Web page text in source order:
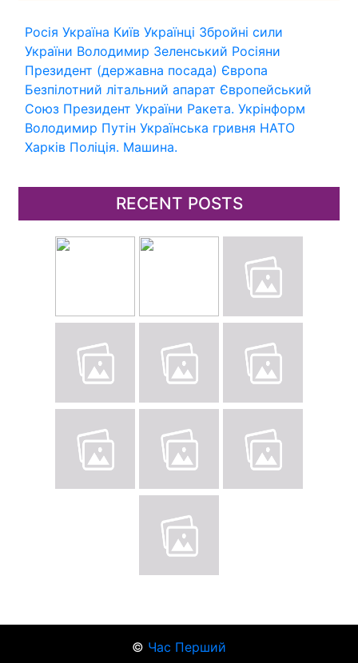
Росія Україна Київ Українці Збройні сили
України Володимир Зеленський Росіяни
Президент (державна посада) Європа
Безпілотний літальний апарат Європейський
Союз Президент України Ракета. Укрінформ
Володимир Путін Українська гривня НАТО
Харків Поліція. Машина.
RECENT POSTS
© Час Перший